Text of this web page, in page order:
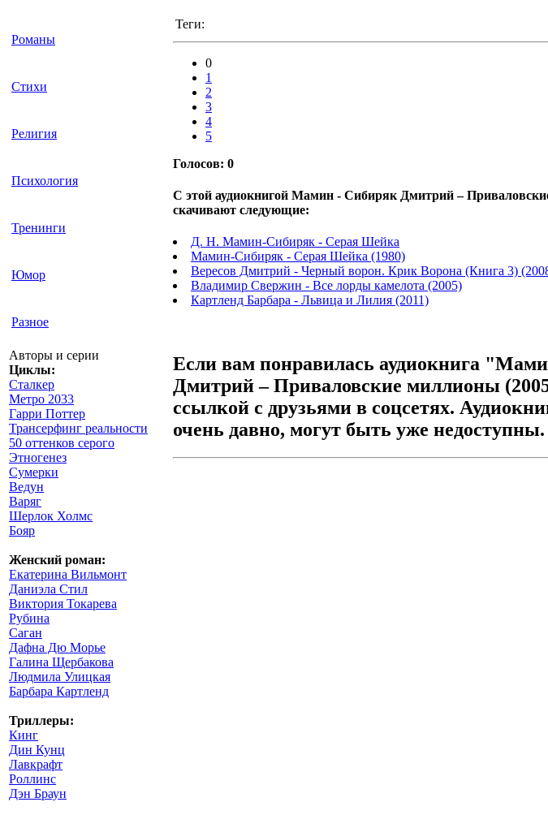
Романы
Стихи
Религия
Психология
Тренинги
Юмор
Разное
Авторы и серии
Циклы:
Сталкер
Метро 2033
Гарри Поттер
Трансерфинг реальности
50 оттенков серого
Этногенез
Сумерки
Ведун
Варяг
Шерлок Холмс
Бояр
Женский роман:
Екатерина Вильмонт
Даниэла Стил
Виктория Токарева
Рубина
Саган
Дафна Дю Морье
Галина Щербакова
Людмила Улицкая
Барбара Картленд
Триллеры:
Кинг
Дин Кунц
Лавкрафт
Роллинс
Дэн Браун
Теги:
0
1
2
3
4
5
Голосов: 0
С этой аудиокнигой Мамин - Сибиряк Дмитрий –
скачивают следующие:
Д. Н. Мамин-Сибиряк - Серая Шейка
Мамин-Сибиряк - Серая Шейка (1980)
Вересов Дмитрий - Черный ворон. Крик Ворона (Книга 3)
Владимир Свержин - Все лорды камелота (2005)
Картленд Барбара - Львица и Лилия (2011)
Если вам понравилась аудиокнига
Дмитрий – Приваловские миллионы
ссылкой с друзьями в соцсетях.
очень давно, могут быть уже недоступны.